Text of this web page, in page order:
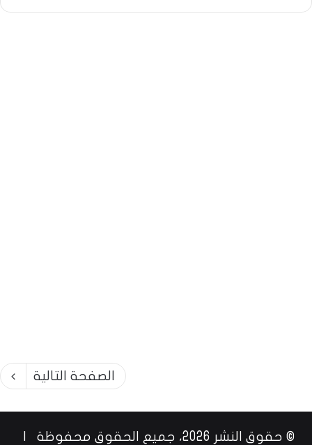
الصفحة التالية
© حقوق النشر 2026، جميع الحقوق محفوظة |